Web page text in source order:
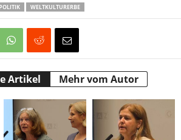
POLITIK WELTKULTURERBE
Artikel Mehr vom Autor